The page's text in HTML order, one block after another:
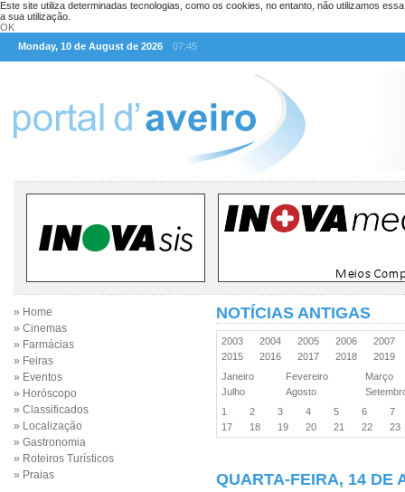
Este site utiliza determinadas tecnologias, como os cookies, no entanto, não utilizamos
a sua utilização.
OK
Monday, 10 de August de 2026
07:45
» Home
» Cinemas
» Farmácias
» Feiras
» Eventos
» Horóscopo
» Classificados
» Localização
» Gastronomia
» Roteiros Turísticos
» Praias
NOTÍCIAS ANTIGAS
2003 2004 2005 2006
2007
2015
2016 2017 2018
2019
Janeiro
Fevereiro
Março
Julho
Agosto
1
2 3 4 5 6
7
17
18 19 20 21 22 23
QUARTA-FEIRA, 14 DE